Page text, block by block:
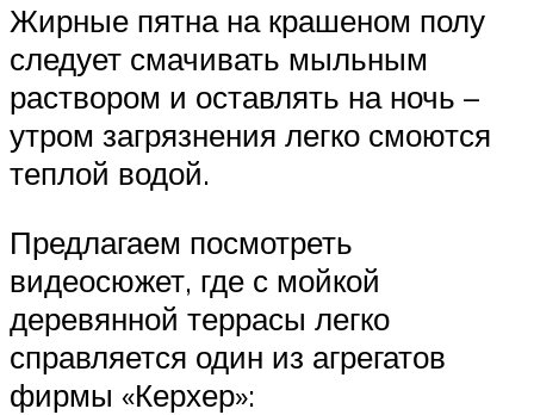
Жирные пятна на крашеном полу
следует смачивать мыльным
раствором и оставлять на ночь –
утром загрязнения легко смоются
теплой водой.
Предлагаем посмотреть
видеосюжет, где с мойкой
деревянной террасы легко
справляется один из агрегатов
фирмы «Керхер»: